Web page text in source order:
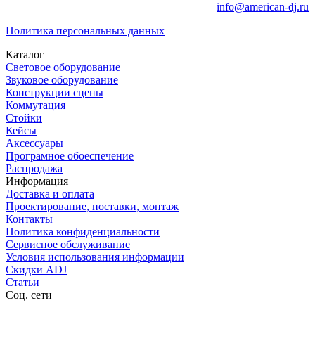
info@american-dj.ru
Политика персональных данных
Каталог
Световое оборудование
Звуковое оборудование
Конструкции сцены
Коммутация
Стойки
Кейсы
Аксессуары
Програмное обоеспечение
Распродажа
Информация
Доставка и оплата
Проектирование, поставки, монтаж
Контакты
Политика конфиденциальности
Сервисное обслуживание
Условия использования информации
Скидки ADJ
Статьи
Соц. сети